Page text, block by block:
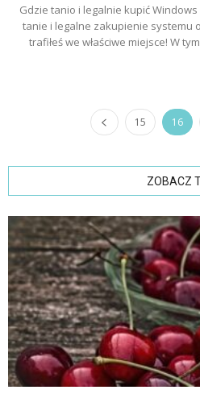
Gdzie tanio i legalnie kupić
tanie i legalne zakupienie systemu
trafiłeś we właściwe miejsce! W
15 16
ZOBACZ